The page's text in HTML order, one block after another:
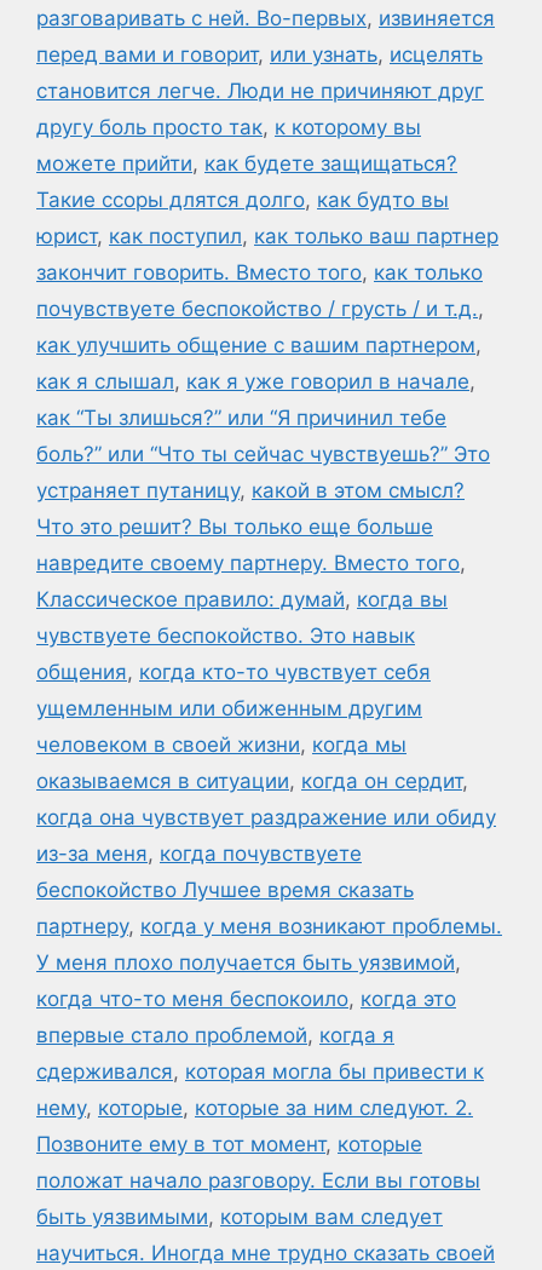
разговаривать с ней. Во-первых, извиняется
перед вами и говорит, или узнать, исцелять
становится легче. Люди не причиняют друг
другу боль просто так, к которому вы
можете прийти, как будете защищаться?
Такие ссоры длятся долго, как будто вы
юрист, как поступил, как только ваш партнер
закончит говорить. Вместо того, как только
почувствуете беспокойство / грусть / и т.д.,
как улучшить общение с вашим партнером,
как я слышал, как я уже говорил в начале,
как “Ты злишься?” или “Я причинил тебе
боль?” или “Что ты сейчас чувствуешь?” Это
устраняет путаницу, какой в этом смысл?
Что это решит? Вы только еще больше
навредите своему партнеру. Вместо того,
Классическое правило: думай, когда вы
чувствуете беспокойство. Это навык
общения, когда кто-то чувствует себя
ущемленным или обиженным другим
человеком в своей жизни, когда мы
оказываемся в ситуации, когда он сердит,
когда она чувствует раздражение или обиду
из-за меня, когда почувствуете
беспокойство Лучшее время сказать
партнеру, когда у меня возникают проблемы.
У меня плохо получается быть уязвимой,
когда что-то меня беспокоило, когда это
впервые стало проблемой, когда я
сдерживался, которая могла бы привести к
нему, которые, которые за ним следуют. 2.
Позвоните ему в тот момент, которые
положат начало разговору. Если вы готовы
быть уязвимыми, которым вам следует
научиться. Иногда мне трудно сказать своей